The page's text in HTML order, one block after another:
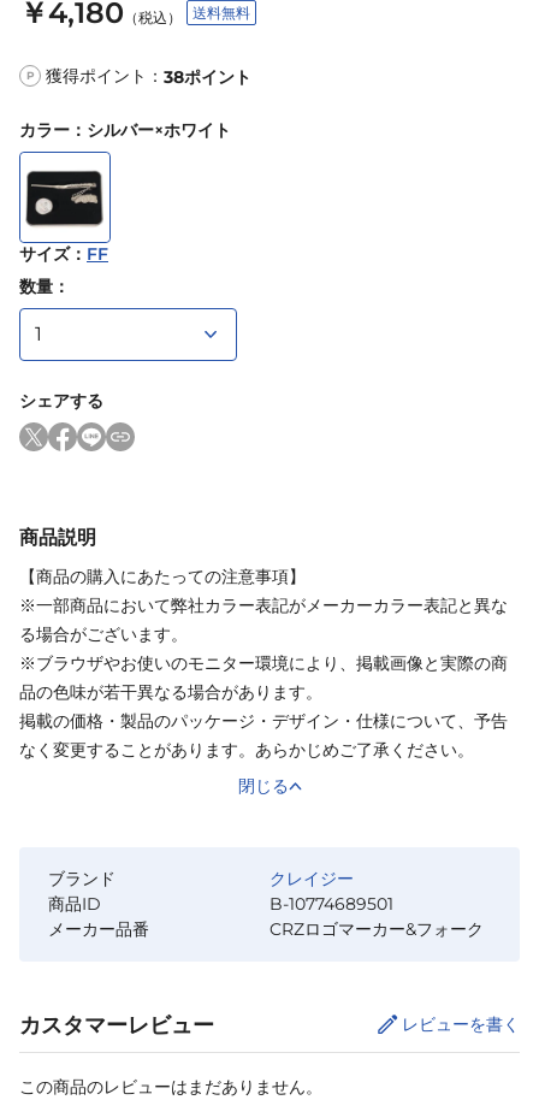
￥4,180 （税込） 送料無料
P 獲得ポイント： 38ポイント
カラー ： シルバー×ホワイト
サイズ： FF
数量：
シェアする
商品説明
【商品の購入にあたっての注意事項】
※一部商品において弊社カラー表記がメーカーカラー表記と異な
る場合がございます。
※ブラウザやお使いのモニター環境により、掲載画像と実際の商
品の色味が若干異なる場合があります。
掲載の価格・製品のパッケージ・デザイン・仕様について、予告
なく変更することがあります。あらかじめご了承ください。
閉じる
ブランド
クレイジー
商品ID
B-10774689501
メーカー品番
CRZロゴマーカー&フォーク
カスタマーレビュー レビューを書く
この商品のレビューはまだありません。